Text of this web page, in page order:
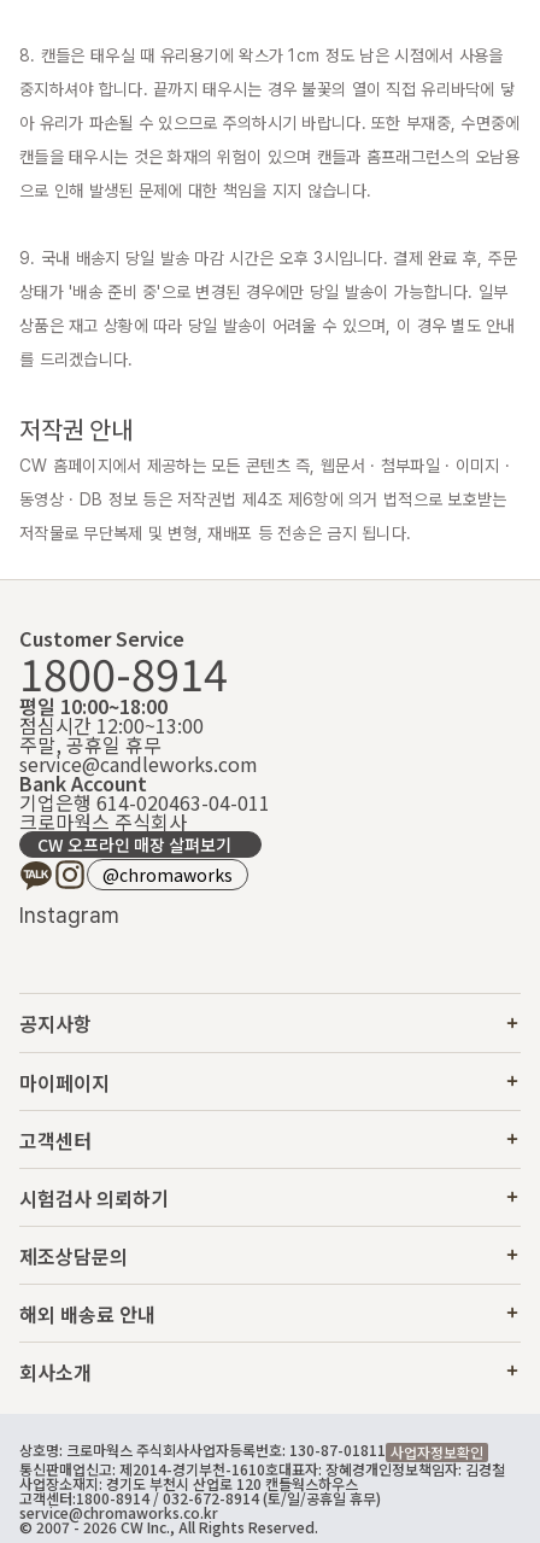
8. 캔들은 태우실 때 유리용기에 왁스가 1cm 정도 남은 시점에서 사용을
중지하셔야 합니다. 끝까지 태우시는 경우 불꽃의 열이 직접 유리바닥에 닿
아 유리가 파손될 수 있으므로 주의하시기 바랍니다. 또한 부재중, 수면중에
캔들을 태우시는 것은 화재의 위험이 있으며 캔들과 홈프래그런스의 오남용
으로 인해 발생된 문제에 대한 책임을 지지 않습니다.
9. 국내 배송지 당일 발송 마감 시간은 오후 3시입니다. 결제 완료 후, 주문
상태가 '배송 준비 중'으로 변경된 경우에만 당일 발송이 가능합니다. 일부
상품은 재고 상황에 따라 당일 발송이 어려울 수 있으며, 이 경우 별도 안내
를 드리겠습니다.
저작권 안내
CW 홈페이지에서 제공하는 모든 콘텐츠 즉, 웹문서 · 첨부파일 · 이미지 ·
동영상 · DB 정보 등은 저작권법 제4조 제6항에 의거 법적으로 보호받는
저작물로 무단복제 및 변형, 재배포 등 전송은 금지 됩니다.
Customer Service
1800-8914
평일 10:00~18:00
점심시간 12:00~13:00
주말, 공휴일 휴무
service@candleworks.com
Bank Account
기업은행 614-020463-04-011
크로마웍스 주식회사
CW 오프라인 매장 살펴보기
@chromaworks
Instagram
공지사항
마이페이지
고객센터
시험검사 의뢰하기
제조상담문의
해외 배송료 안내
회사소개
상호명: 크로마웍스 주식회사사업자등록번호: 130-87-01811 사업자정보확인
통신판매업신고: 제2014-경기부천-1610호대표자: 장혜경개인정보책임자: 김경철
사업장소재지: 경기도 부천시 산업로 120 캔들웍스하우스
고객센터:1800-8914/ 032-672-8914 (토/일/공휴일 휴무)
service@chromaworks.co.kr
© 2007 - 2026 CW Inc., All Rights Reserved.